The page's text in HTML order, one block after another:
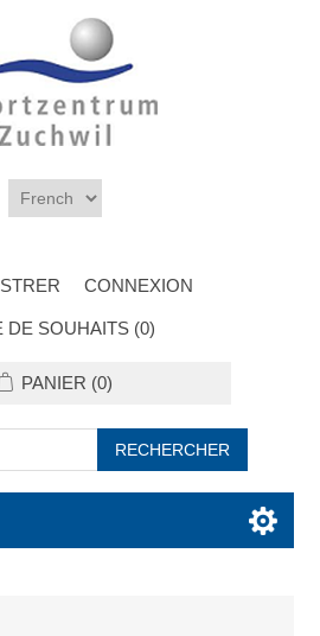
CONNEXION
DE SOUHAITS (0)
PANIER (0)